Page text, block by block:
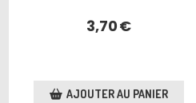
3,70€
AJOUTER AU PANIER